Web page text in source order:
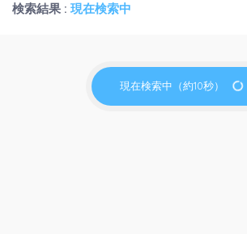
検索結果 : 現在検索中
現在検索中（約10秒）